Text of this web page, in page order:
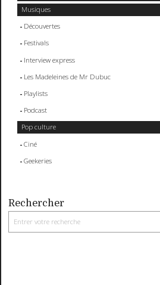
Musiques
Découvertes
Festivals
Interview express
Les Madeleines de Mr Dubuc
Playlists
Podcast
Pop culture
Ciné
Geekeries
Rechercher